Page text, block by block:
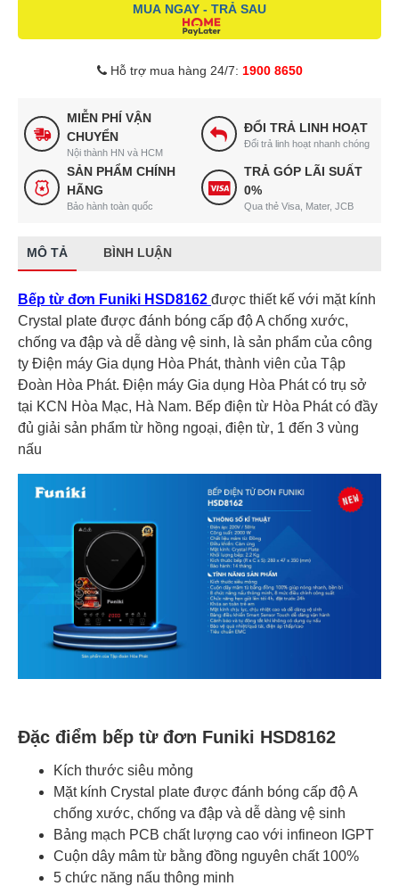
MUA NGAY - TRẢ SAU
Hỗ trợ mua hàng 24/7: 1900 8650
MIỄN PHÍ VẬN
CHUYỂN
Nội thành HN và HCM
ĐỔI TRẢ LINH HOẠT
Đổi trả linh hoạt nhanh chóng
SẢN PHẨM CHÍNH
HÃNG
Bảo hành toàn quốc
TRẢ GÓP LÃI SUẤT
0%
Qua thẻ Visa, Mater, JCB
MÔ TẢ BÌNH LUẬN
Bếp từ đơn Funiki HSD8162 được thiết kế với mặt kính
Crystal plate được đánh bóng cấp độ A chống xước,
chống va đập và dễ dàng vệ sinh, là sản phẩm của công
ty Điện máy Gia dụng Hòa Phát, thành viên của Tập
Đoàn Hòa Phát. Điện máy Gia dụng Hòa Phát có trụ sở
tại KCN Hòa Mạc, Hà Nam. Bếp điện từ Hòa Phát có đầy
đủ giải sản phẩm từ hồng ngoại, điện từ, 1 đến 3 vùng
nấu
Đặc điểm bếp từ đơn Funiki HSD8162
Kích thước siêu mỏng
Mặt kính Crystal plate được đánh bóng cấp độ A
chống xước, chống va đập và dễ dàng vệ sinh
Bảng mạch PCB chất lượng cao với infineon IGPT
Cuộn dây mâm từ bằng đồng nguyên chất 100%
5 chức năng nấu thông minh